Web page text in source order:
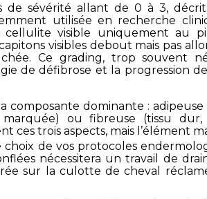
de sévérité allant de 0 à 3,
utilisée en recherche
cellulite visible uniquement au
visibles debout mais pas
Ce grading, trop souvent
de défibrose et la progression
composante dominante : adipeuse
ou fibreuse (tissu
ces trois aspects, mais l’élément
de vos protocoles
nécessitera un travail de
sur la culotte de cheval